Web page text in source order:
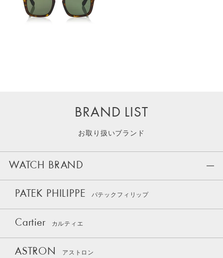
BRAND LIST
お取り扱いブランド
WATCH BRAND
PATEK PHILIPPE パテックフィリップ
Cartier カルティエ
ASTRON アストロン